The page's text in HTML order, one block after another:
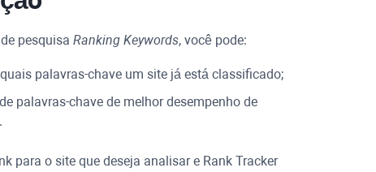
pesquisa Ranking Keywords, você pode:
palavras-chave um site já está classificado;
palavras-chave de melhor desempenho de
para o site que deseja analisar e Rank Tracker